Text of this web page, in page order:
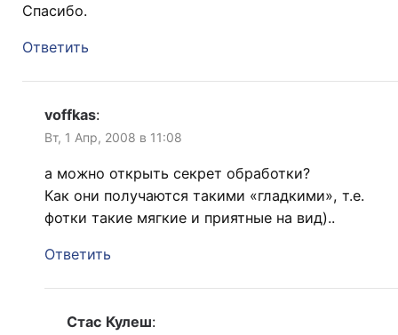
Спасибо.
Ответить
voffkas:
Вт, 1 Апр, 2008 в 11:08
а можно открыть секрет обработки?
Как они получаются такими «гладкими», т.е.
фотки такие мягкие и приятные на вид)..
Ответить
Стас Кулеш: